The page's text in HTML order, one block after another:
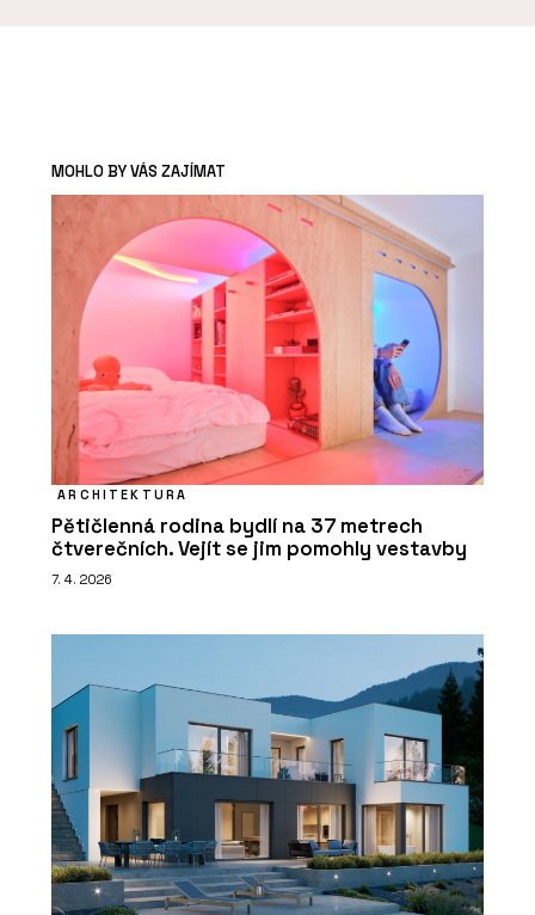
MOHLO BY VÁS ZAJÍMAT
ARCHITEKTURA
Pětičlenná rodina bydlí na 37 metrech
čtverečních. Vejít se jim pomohly vestavby
7. 4. 2026